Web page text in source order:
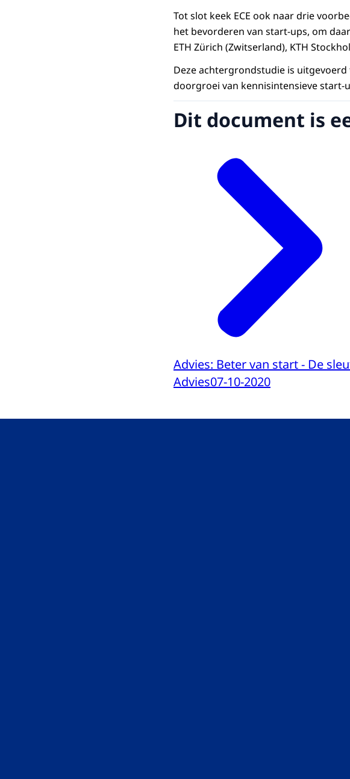
Tot slot keek ECE ook naar drie
het bevorderen van start-ups, om
ETH Zürich (Zwitserland), KTH
Deze achtergrondstudie is uitgevoerd
doorgroei van kennisintensieve start-
Dit document is
Advies: Beter van start - De
Advies07-10-2020